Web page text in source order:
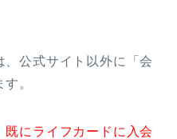
公式サイト以外に「会
。
既にライフカードに入会